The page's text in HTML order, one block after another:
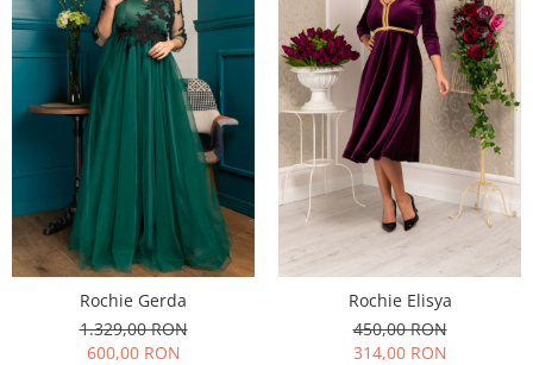
Rochie Gerda
1.329,00 RON
600,00 RON
Rochie Elisya
450,00 RON
314,00 RON